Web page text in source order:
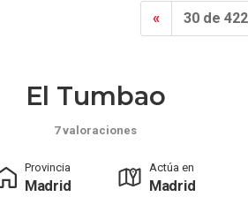
« 30 de 422
El Tumbao
7 valoraciones
Provincia
Madrid
Actúa en
Madrid